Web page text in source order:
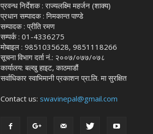
प्रवन्ध निर्देशक : राज्यलक्ष्मि महर्जन (शाक्य)
प्रधान सम्पादक : निमकान्त पाण्डे
सम्पादक : प्रीति रमण
सम्पर्क : 01-4336275
मोबाइल : 9851035628, 9851118266
सूचना विभाग दर्ता नं.: २००७/०७७/०७८
कार्यालय: बल्खु हाइट, काठमाडौं
सर्वाधिकार स्वाभिमानी प्रकाशन प्रा.लि. मा सुरक्षित
Contact us: swavinepal@gmail.com